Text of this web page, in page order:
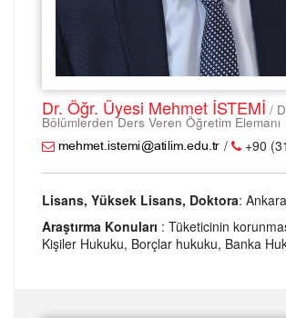
Dr. Öğr. Üyesi Mehmet İSTEMİ /
Bölümlerden Ders Veren Öğretim Elemanı
/ +90
Lisans, Yüksek Lisans, Doktora:
Araştırma Konuları : Tüketicinin
Kişiler Hukuku, Borçlar hukuku, Banka